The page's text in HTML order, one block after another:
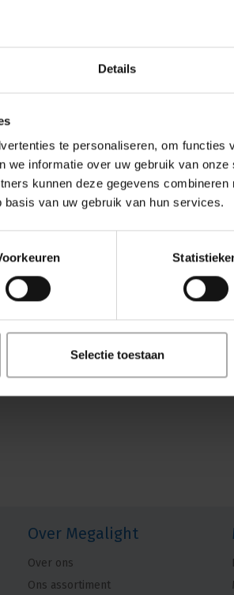
Details
te personaliseren, om functies
we informatie over uw gebruik van
kunnen deze gegevens
van uw gebruik van hun services.
Selectie toestaan
Betrouwbare CAT6A-
NE8MX6
Nieuwe mogelijkheden met
de etherCON CAT6A IP65
draden groter dan 1.1mm.
duurzame IP65-
Over Megalight
Over ons
Ons assortiment